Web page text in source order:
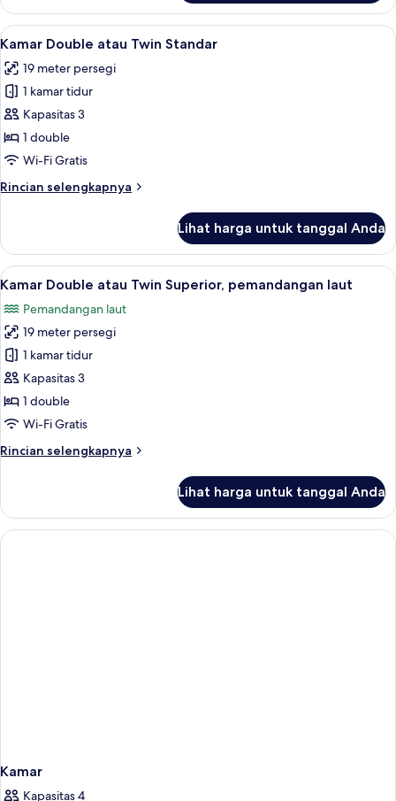
Suite
Deluks
Lihat
semua
foto
untuk
Kamar
Double
atau
Standar
Kamar Double atau Twin Standar |
5
Kamar Double atau Twin Standar
19 meter persegi
1 kamar tidur
Kapasitas 3
1 double
Wi-Fi Gratis
Rincian selengkapnya
Rincian
Kamar
Double
atau
Standar
Lihat harga untuk tanggal Anda
Lihat
semua
foto
untuk
Kamar
Double
atau
Twin
pemandangan
Kamar Double atau Twin Superior,
7
Kamar Double atau Twin Superior, pemandangan laut
Pemandangan laut
19 meter persegi
1 kamar tidur
Kapasitas 3
1 double
Wi-Fi Gratis
Rincian selengkapnya
Rincian
Kamar
Double
atau
Lihat harga untuk tanggal Anda
Kamar
Kapasitas 4